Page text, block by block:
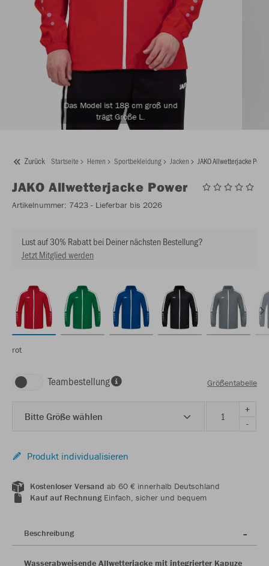
Das Model ist 188 cm groß und
trägt Größe L.
Zurück Startseite Herren Sportbekleidung Jacken JAKO Allwetterjacke Power
JAKO Allwetterjacke Power
Artikelnummer: 7423 - Lieferbar bis 2026
Lust auf 30% Rabatt bei Deiner nächsten Bestellung?
Jetzt Mitglied werden
rot
Teambestellung Größentabelle
Bitte Größe wählen
+
-
Produkt individualisieren
Kostenloser Versand ab 60 € innerhalb Deutschland
Kauf auf RechnungEinfach, sicher und bequem
Beschreibung
Wasserabweisende Allwetterjacke mit integrierter Kapuze